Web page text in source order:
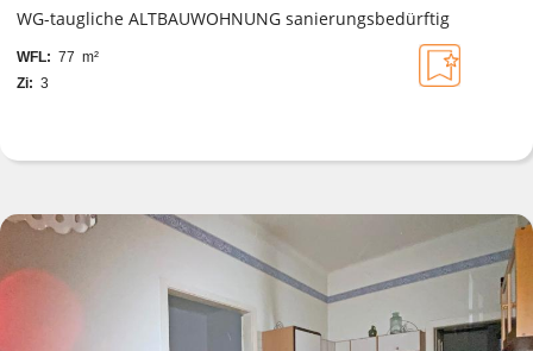
WG-taugliche ALTBAUWOHNUNG sanierungsbedürftig
WFL: 77 m²
Zi: 3